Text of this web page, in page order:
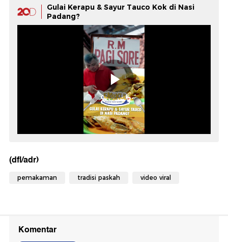
Gulai Kerapu & Sayur Tauco Kok di Nasi
Padang?
(dfl/adr)
pemakaman tradisi paskah video viral
Komentar